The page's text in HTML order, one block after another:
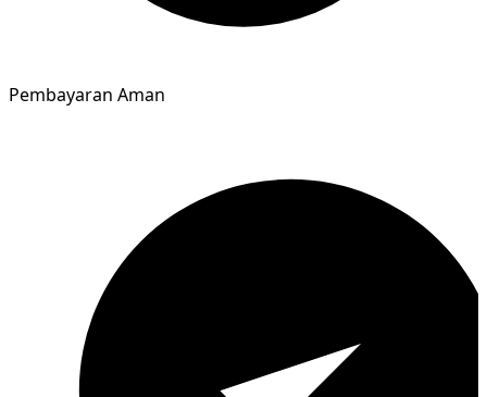
Pembayaran Aman